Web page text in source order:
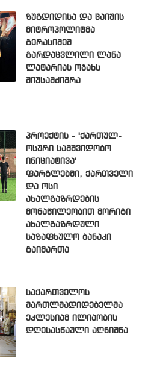
ზუგდიდისა და ცაიშის
მიტროპოლიტმა
გერასიმემ
გარდაცვლილი ლანა
ლატარიას ოჯახს
მიუსამძიმრა
პროექტის - 'ქართულ-
ოსური სამშვიდობო
ინიციატივა'
ფარგლებში, ქართველი
და ოსი
ახალგაზრდების
მონაწილეობით მორიგი
ახალგაზრდული
საზაფხულო ბანაკი
გაიმართა
საქართველოს
მართლმადიდებელმა
ეკლესიამ ილიაობის
დღესასწაული აღნიშნა